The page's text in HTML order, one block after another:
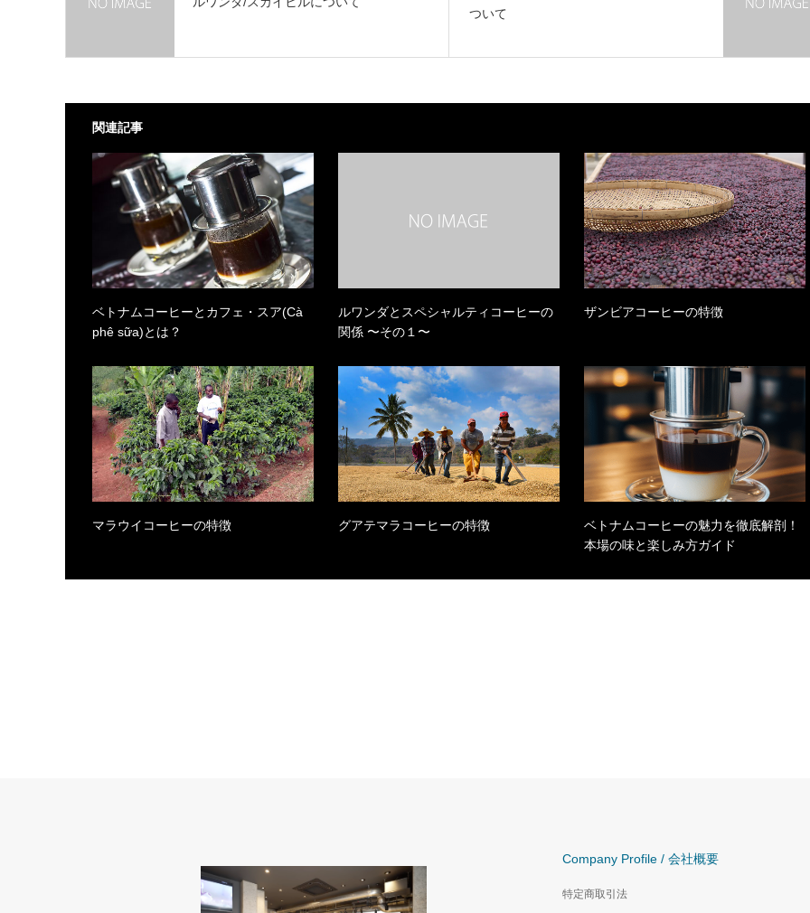
ついて
関連記事
ベトナムコーヒーとカフェ・スア(Cà
phê sữa)とは？
ルワンダとスペシャルティコーヒーの
関係 〜その１〜
ザンビアコーヒーの特徴
マラウイコーヒーの特徴 グアテマラコーヒーの特徴
ベトナムコーヒーの魅力を徹底解剖！
本場の味と楽しみ方ガイド
Company Profile / 会社概要
特定商取引法